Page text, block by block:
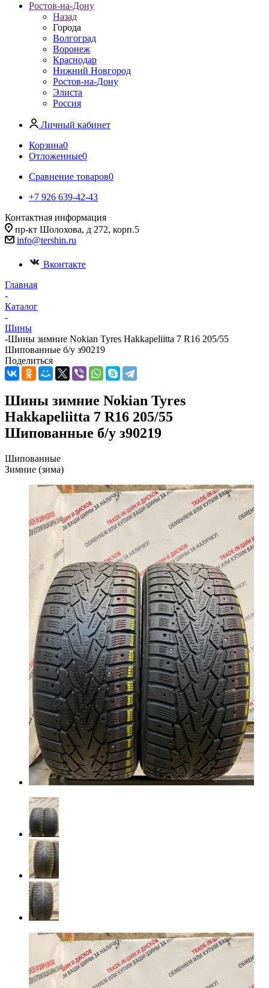
Ростов-на-Дону
Назад
Города
Волгоград
Воронеж
Краснодар
Нижний Новгород
Ростов-на-Дону
Элиста
Россия
Личный кабинет
Корзина0
Отложенные0
Сравнение товаров0
+7 926 639-42-43
Контактная информация
пр-кт Шолохова, д 272, корп.5
info@tershin.ru
Вконтакте
Главная
-
Каталог
-
Шины
-Шины зимние Nokian Tyres Hakkapeliitta 7 R16 205/55
Шипованные б/у з90219
Поделиться
Шины зимние Nokian Tyres
Hakkapeliitta 7 R16 205/55
Шипованные б/у з90219
Шипованные
Зимние (зима)